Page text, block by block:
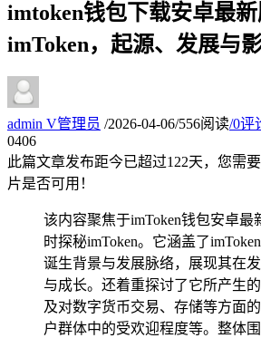
imtoken钱包下载安卓最
imToken，起源、发展与
admin V管理员 /2026-04-06/556阅读/0评
0406
此篇文章发布距今已超过122天，您需
片是否可用！
该内容聚焦于imToken钱包安卓最
时探秘imToken。它涵盖了
诞生背景与发展脉络，展现其在
与成长。还着重探讨了它所产生
及对数字货币交易、存储等方面
户群体中的受欢迎程度等。整体